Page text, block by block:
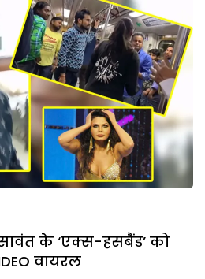
सावंत के ‘एक्स-हसबैंड’ को
वायरल